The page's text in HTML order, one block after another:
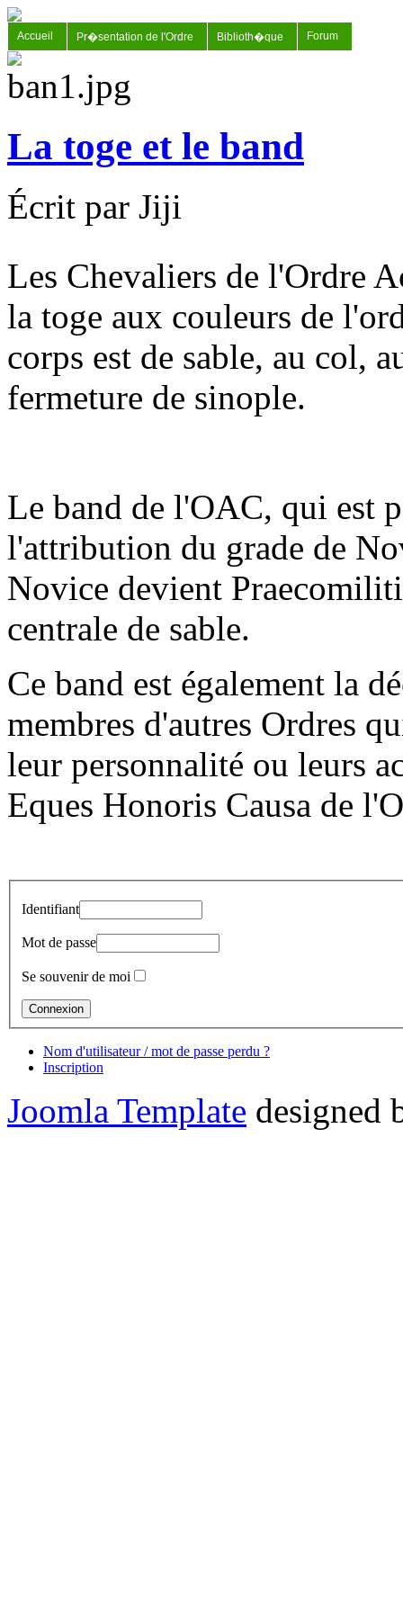
Accueil Pr�sentation de l'Ordre Biblioth�que Forum
La toge et le band
Écrit par Jiji
Les Chevaliers de l'Ordre
la toge aux couleurs de
corps est de sable, au col,
fermeture de sinople.
Le band de l'OAC, qui est
l'attribution du grade de
Novice devient
centrale de sable.
Ce band est également la
membres d'autres Ordres
leur personnalité ou leurs
Eques Honoris Causa de
Identifiant
Mot de passe
Se souvenir de moi
Nom d'utilisateur / mot de passe perdu ?
Inscription
Joomla Template designed